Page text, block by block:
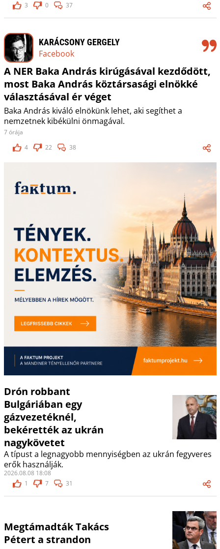
3
0 37
KARÁCSONY GERGELY
Facebook
A NER Baka András kirúgásával kezdődött,
most Baka András köztársasági elnökké
választásával ér véget
Baka András kiváló elnökünk lehet, aki segíthet a
nemzetnek kibékülni önmagával.
7 órája
4
22 38
Drón robbant
Bulgáriában egy
gázvezetéknél,
bekérették az ukrán
nagykövetet
A típust a legnagyobb mennyiségben az ukrán fegyveres
erők használják.
2026.08.08 18:08
1
7 31
Megtámadták Takács
Pétert a strandon